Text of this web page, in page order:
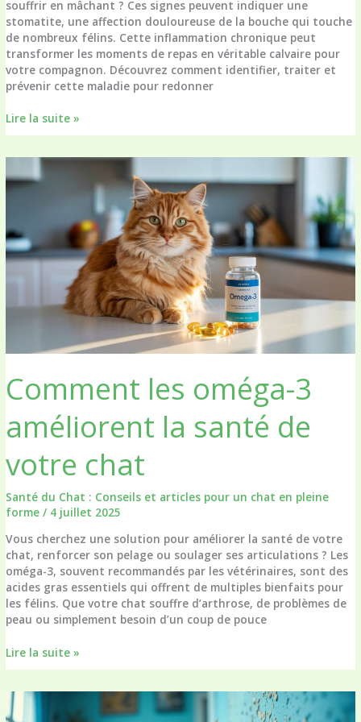
souffrir en mâchant ? Ces signes peuvent indiquer une
stomatite, une affection douloureuse de la bouche qui touche
de nombreux félins. Cette inflammation chronique peut
transformer les moments de repas en véritable calvaire pour
votre compagnon. Découvrez comment identifier, traiter et
prévenir cette maladie pour redonner
Comment
reconnaître
traiter
la
le
chat
Lire la suite »
Comment les oméga-3
améliorent la santé de
votre chat
Santé du Chat : Conseils et articles pour un chat en pleine
forme / 4 juillet 2025
Vous cherchez une solution pour améliorer la santé de votre
chat, renforcer son pelage ou soulager ses articulations ? Les
oméga-3, souvent recommandés par les vétérinaires, sont des
acides gras essentiels qui offrent de multiples bienfaits pour
les félins. Que votre chat souffre d’arthrose, de problèmes de
peau ou simplement besoin d’un coup de pouce
Comment
les
3
améliorent
Lire la suite »